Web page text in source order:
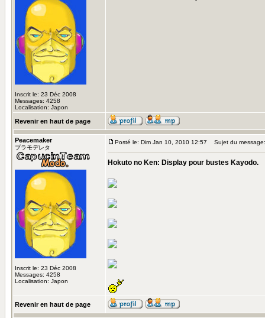
Inscrit le: 23 Déc 2008
Messages: 4258
Localisation: Japon
Revenir en haut de page
Peacemaker
プラモデレタ
Inscrit le: 23 Déc 2008
Messages: 4258
Localisation: Japon
Posté le: Dim Jan 10, 2010 12:57 Sujet du message:
Hokuto no Ken: Display pour bustes Kayodo.
Revenir en haut de page